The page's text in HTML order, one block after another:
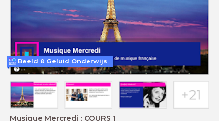
Musique Mercredi : COURS 1
Beeld & Geluid Onderwijs